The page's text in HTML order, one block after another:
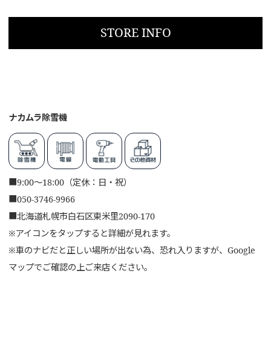
STORE INFO
ナカムラ除雪機
■9:00～18:00（定休：日・祝）
■050-3746-9966
■北海道札幌市白石区東米里2090-170
※アイコンをタップすると詳細が見れます。
※車のナビだと正しい場所が出ない為、恐れ入りますが、Google
マップでご確認の上ご来店ください。